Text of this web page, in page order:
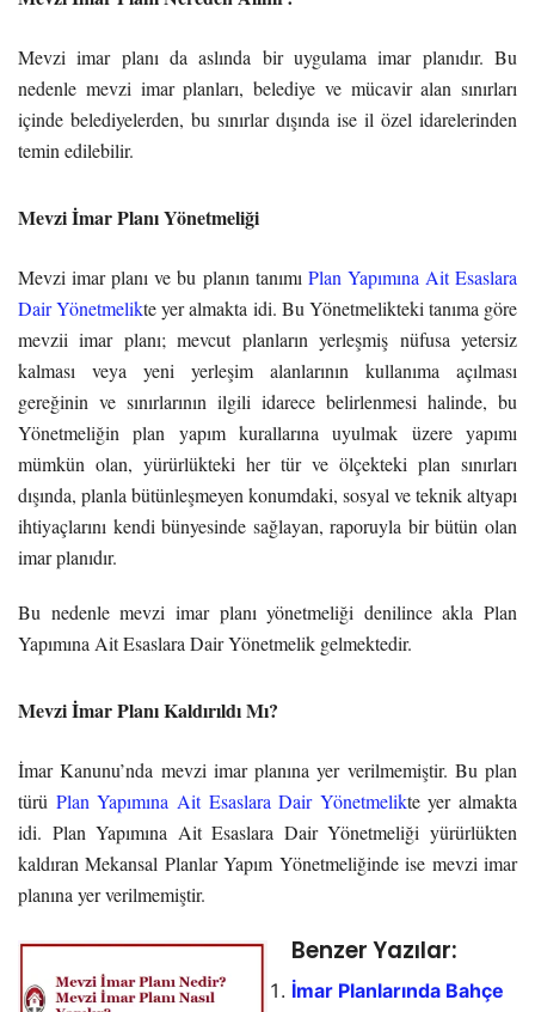
Mevzi imar planı da aslında bir uygulama imar planıdır. Bu
nedenle mevzi imar planları, belediye ve mücavir alan sınırları
içinde belediyelerden, bu sınırlar dışında ise il özel idarelerinden
temin edilebilir.
Mevzi İmar Planı Yönetmeliği
Mevzi imar planı ve bu planın tanımı Plan Yapımına Ait Esaslara
Dair Yönetmelikte yer almakta idi. Bu Yönetmelikteki tanıma göre
mevzii imar planı; mevcut planların yerleşmiş nüfusa yetersiz
kalması veya yeni yerleşim alanlarının kullanıma açılması
gereğinin ve sınırlarının ilgili idarece belirlenmesi halinde, bu
Yönetmeliğin plan yapım kurallarına uyulmak üzere yapımı
mümkün olan, yürürlükteki her tür ve ölçekteki plan sınırları
dışında, planla bütünleşmeyen konumdaki, sosyal ve teknik altyapı
ihtiyaçlarını kendi bünyesinde sağlayan, raporuyla bir bütün olan
imar planıdır.
Bu nedenle mevzi imar planı yönetmeliği denilince akla Plan
Yapımına Ait Esaslara Dair Yönetmelik gelmektedir.
Mevzi İmar Planı Kaldırıldı Mı?
İmar Kanunu’nda mevzi imar planına yer verilmemiştir. Bu plan
türü Plan Yapımına Ait Esaslara Dair Yönetmelikte yer almakta
idi. Plan Yapımına Ait Esaslara Dair Yönetmeliği yürürlükten
kaldıran Mekansal Planlar Yapım Yönetmeliğinde ise mevzi imar
planına yer verilmemiştir.
Benzer Yazılar:
İmar Planlarında Bahçe